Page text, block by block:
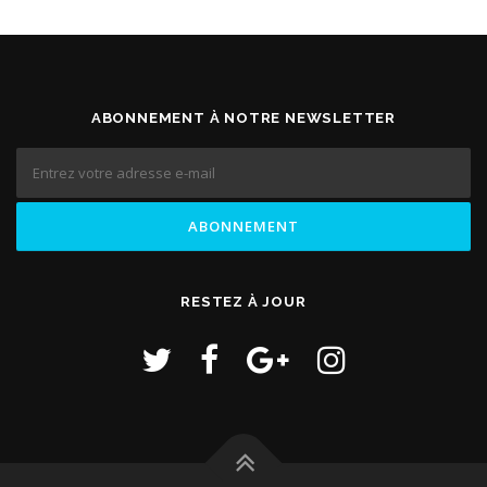
ABONNEMENT À NOTRE NEWSLETTER
RESTEZ À JOUR